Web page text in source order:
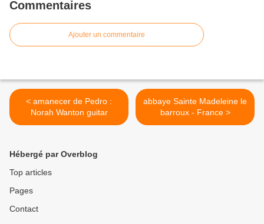
Commentaires
Ajouter un commentaire
< amanecer de Pedro :
Norah Wanton guitar
abbaye Sainte Madeleine le
barroux - France >
Hébergé par Overblog
Top articles
Pages
Contact